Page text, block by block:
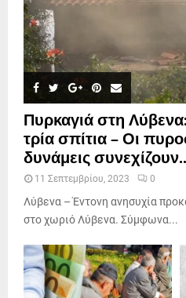
Πυρκαγιά στη
τρία σπίτια – Οι
δυνάμεις
11 Σεπτεμβρίου, 2023 0
Λύβενα – Έντονη ανησυχία
στο χωριό Λύβενα. Σύμφωνα...